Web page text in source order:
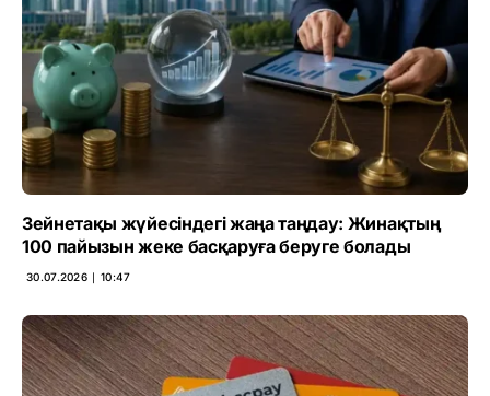
Зейнетақы жүйесіндегі жаңа таңдау: Жинақтың
100 пайызын жеке басқаруға беруге болады
30.07.2026 ∣ 10:47